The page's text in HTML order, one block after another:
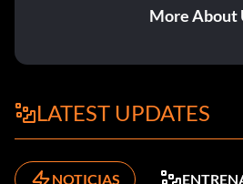
More About
LATEST UPDATES
NOTICIAS